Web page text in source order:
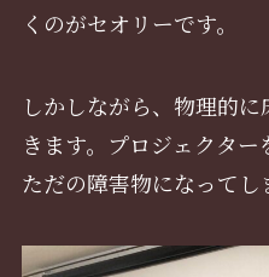
くのがセオリーです。
しかしながら、物理的
きます。プロジェクター
ただの障害物になってし